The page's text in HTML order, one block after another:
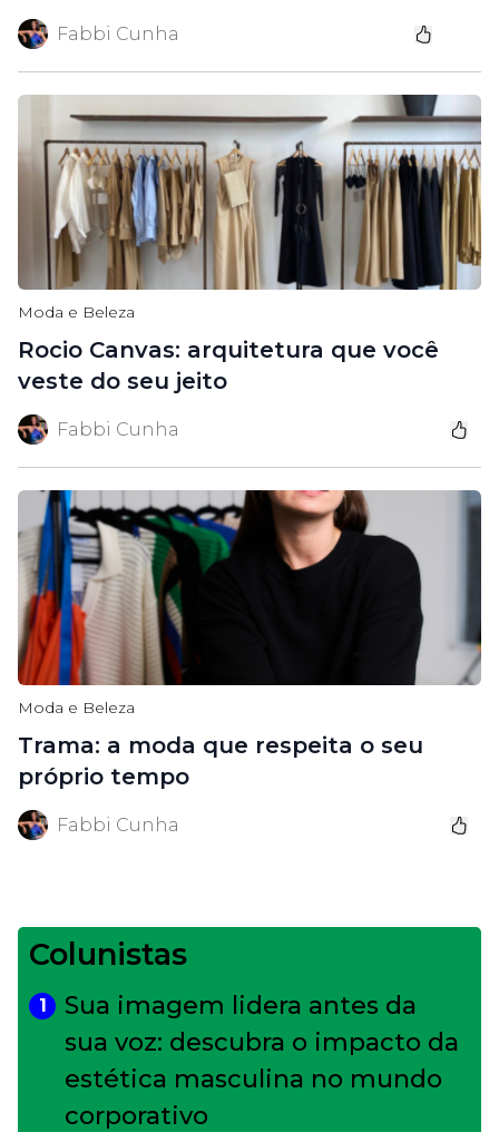
Fabbi Cunha
Moda e Beleza
Rocio Canvas: arquitetura que você
veste do seu jeito
Fabbi Cunha
Moda e Beleza
Trama: a moda que respeita o seu
próprio tempo
Fabbi Cunha
Colunistas
1
Sua imagem lidera antes da
sua voz: descubra o impacto da
estética masculina no mundo
corporativo